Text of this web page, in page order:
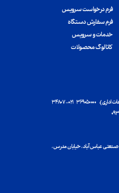
فرم درخواست سرویس
فرم سفارش دستگاه
خدمات و سرویس
کاتالوگ محصولات
۰۲۱ - ۳۴۸۰۷
عباس آباد ، خیابان مدرس ،